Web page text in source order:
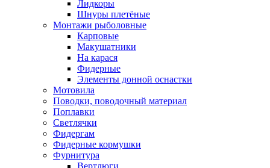
Лидкоры
Шнуры плетёные
Монтажи рыболовные
Карповые
Макушатники
На карася
Фидерные
Элементы донной оснастки
Мотовила
Поводки, поводочный материал
Поплавки
Светлячки
Фидергам
Фидерные кормушки
Фурнитура
Вертлюги